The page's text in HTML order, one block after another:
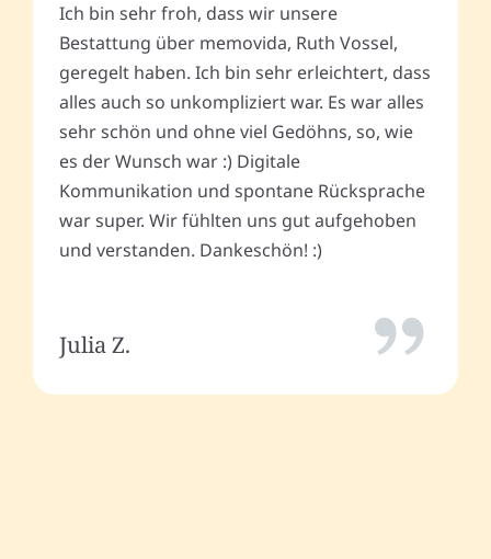
Ich bin sehr froh, dass wir unsere
Bestattung über memovida, Ruth Vossel,
geregelt haben. Ich bin sehr erleichtert, dass
alles auch so unkompliziert war. Es war alles
sehr schön und ohne viel Gedöhns, so, wie
es der Wunsch war :) Digitale
Kommunikation und spontane Rücksprache
war super. Wir fühlten uns gut aufgehoben
und verstanden. Dankeschön! :)
Julia Z.